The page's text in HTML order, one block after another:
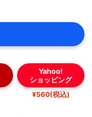
Yahoo!
ショッピング
¥560(税込)